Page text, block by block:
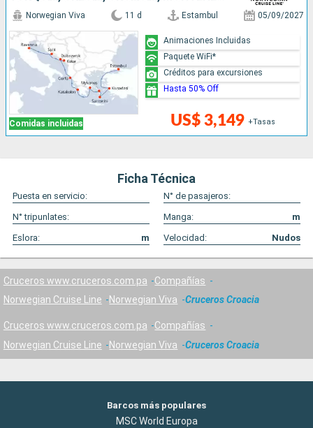
Comidas incluidas
Norwegian Viva 11 d Estambul 05/09/2027
US$ 3,149 +Tasas
Animaciones Incluidas
Paquete WiFi*
Créditos para excursiones
Hasta 50% Off
Ficha Técnica
Puesta en servicio:
N° de pasajeros:
N° tripunlates:
Manga:
m
Eslora:
m Velocidad: Nudos
Cruceros www.cruceros.com.pa
Compañías
Norwegian Cruise Line
Norwegian Viva Cruceros Croacia
Cruceros www.cruceros.com.pa
Compañías
Norwegian Cruise Line
Norwegian Viva Cruceros Croacia
Barcos más populares
MSC World Europa